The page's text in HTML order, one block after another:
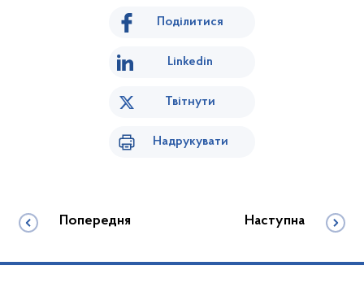
Поділитися
Linkedin
Твітнути
Надрукувати
Попередня Наступна